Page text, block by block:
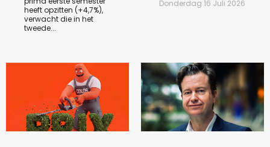
heeft opzitten (+4,7%),
verwacht die in het
tweede...
Donderdag 16 Juli 2026